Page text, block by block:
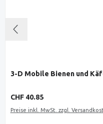
3-D Mobile Bienen und
Regulärer Preis:
CHF 40.85
Preise inkl. MwSt. zzgl.